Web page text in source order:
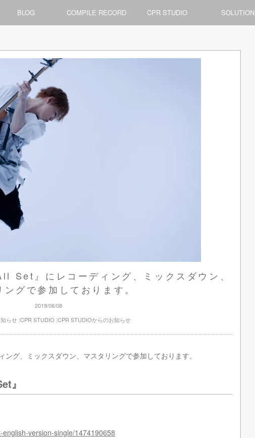
BLOG COMPILE RECORD CPR STUDIO SOLUTION
』にレコーディング、ミックスダウン、
ングで参加しております。
2019/08/08
らせ CPR STUDIO CPR STUDIOからのお知らせ
ング、ミックスダウン、マスタリングで参加しております。
』
version-single/1474190658